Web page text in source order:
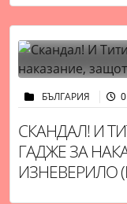
БЪЛГАРИЯ
СКАНДАЛ! И
ГАДЖЕ ЗА
ИЗНЕВЕРИЛО